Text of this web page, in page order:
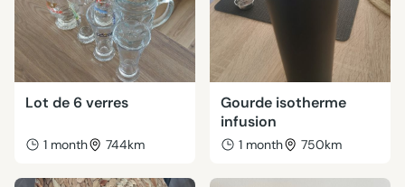
Lot de 6 verres
1 month 744km
Gourde isotherme
infusion
1 month 750km